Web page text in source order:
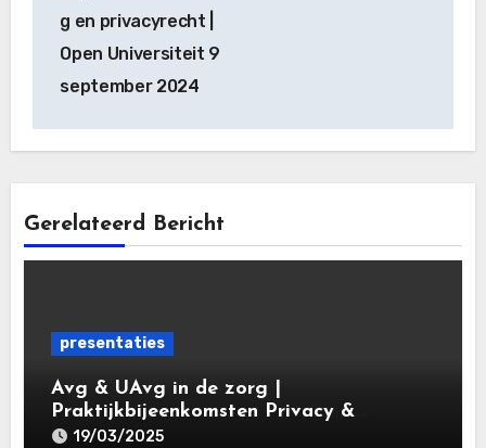
g en privacyrecht |
Open Universiteit 9
september 2024
Gerelateerd Bericht
presentaties
Avg & UAvg in de zorg |
Praktijkbijeenkomsten Privacy &
Gegevensbescherming in de Zorg 2025 |
19/03/2025